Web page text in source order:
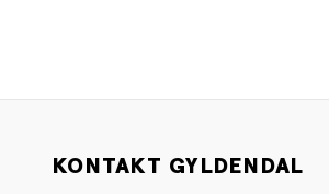
KONTAKT GYLDENDAL